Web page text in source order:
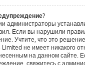
администраторы
Если вы нарушили
Учтите, что это
не имеет никакого
на данном сайте.
свяжитесь с